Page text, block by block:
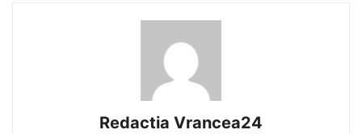
Redactia Vrancea24